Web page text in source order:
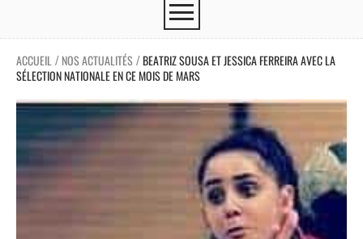
ACCUEIL / NOS ACTUALITÉS /BEATRIZ SOUSA ET JESSICA FERREIRA AVEC LA
SÉLECTION NATIONALE EN CE MOIS DE MARS